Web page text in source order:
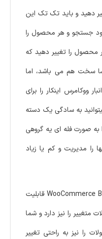
دهید و باید تک تک این
جستجو و هر محصول را
محصول را تغییر دهید که
سخت هم می باشد، اما
ووکامرس اینکار را برای
به سادگی یک دسته
صورت فله ای یه گروهی
را مدیریت و کم یا زیاد
افزونه WooCommerce Bulk Stock Management قابلیت
را نیز دارد و شما
را نیز به راحتی تغییر